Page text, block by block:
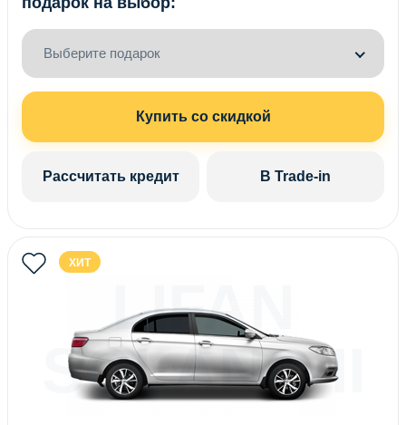
Выберите подарок
Купить со скидкой
Рассчитать кредит В Trade-in
ХИТ
LIFAN
SOLANO II